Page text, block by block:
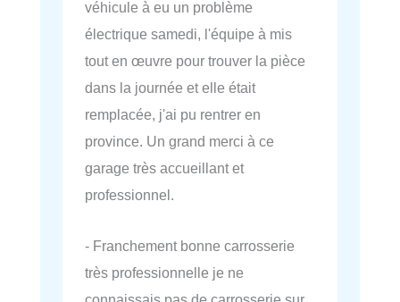
véhicule à eu un problème
électrique samedi, l'équipe à mis
tout en œuvre pour trouver la pièce
dans la journée et elle était
remplacée, j'ai pu rentrer en
province. Un grand merci à ce
garage très accueillant et
professionnel.
- Franchement bonne carrosserie
très professionnelle je ne